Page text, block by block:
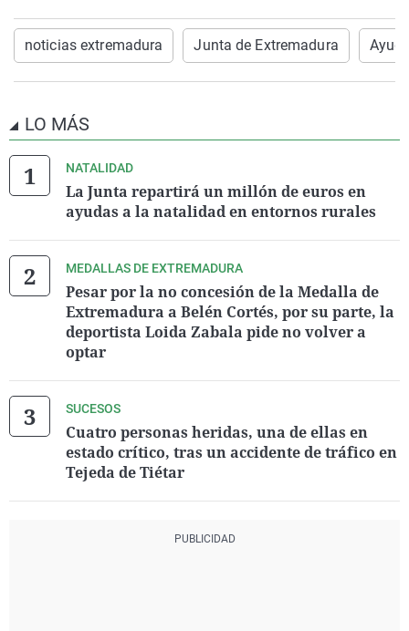
noticias extremadura Junta de Extremadura
LO MÁS
NATALIDAD
La Junta repartirá un millón de euros en
ayudas a la natalidad en entornos rurales
MEDALLAS DE EXTREMADURA
Pesar por la no concesión de la Medalla de
Extremadura a Belén Cortés, por su parte, la
deportista Loida Zabala pide no volver a
optar
SUCESOS
Cuatro personas heridas, una de ellas en
estado crítico, tras un accidente de tráfico en
Tejeda de Tiétar